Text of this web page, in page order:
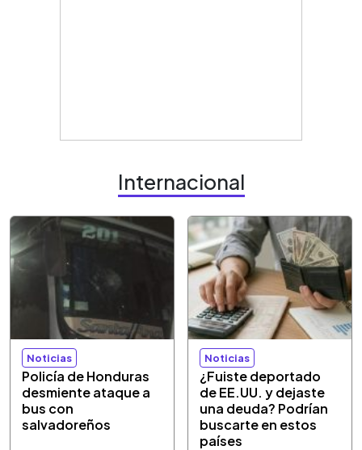
Internacional
Noticias
Policía de Honduras
desmiente ataque a
bus con
salvadoreños
Noticias
¿Fuiste deportado
de EE.UU. y dejaste
una deuda? Podrían
buscarte en estos
países